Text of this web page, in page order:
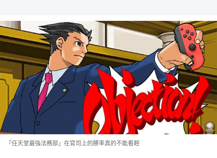
「任天堂最強法務部」在官司上的勝率真的不能看輕